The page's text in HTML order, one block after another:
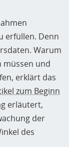
erfüllen. Denn
Warum
müssen und
erklärt das
zum Beginn
erläutert,
der
des